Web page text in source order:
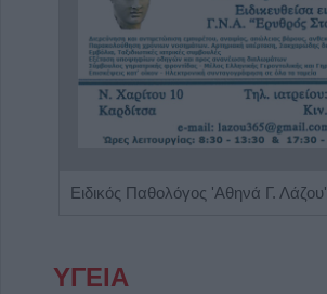
Ειδικός Παθολόγος 'Αθηνά Γ. Λάζου'
ΥΓΕΙΑ